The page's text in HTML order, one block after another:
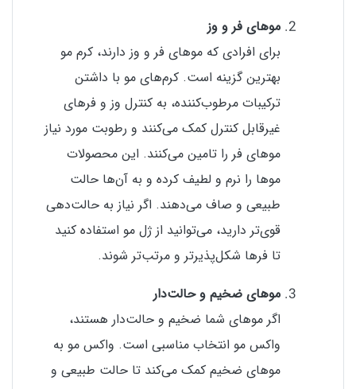
موهای فر و وز
برای افرادی که موهای فر و وز دارند، کرم مو
بهترین گزینه است. کرم‌های مو با داشتن
ترکیبات مرطوب‌کننده، به کنترل وز و فرهای
غیرقابل کنترل کمک می‌کنند و رطوبت مورد نیاز
موهای فر را تامین می‌کنند. این محصولات
موها را نرم و لطیف کرده و به آن‌ها حالت
طبیعی و صاف می‌دهند. اگر نیاز به حالت‌دهی
قوی‌تر دارید، می‌توانید از ژل مو استفاده کنید
تا فرها شکل‌پذیرتر و مرتب‌تر شوند.
موهای ضخیم و حالت‌دار
اگر موهای شما ضخیم و حالت‌دار هستند،
واکس مو انتخاب مناسبی است. واکس مو به
موهای ضخیم کمک می‌کند تا حالت طبیعی و